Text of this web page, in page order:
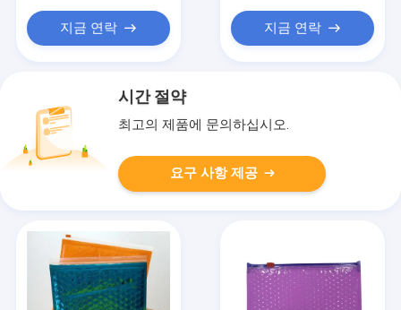
지금 연락 지금 연락
시간 절약
최고의 제품에 문의하십시오.
요구 사항 제공